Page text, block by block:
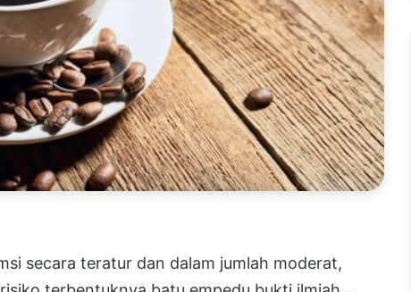
secara teratur dan dalam jumlah moderat,